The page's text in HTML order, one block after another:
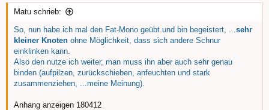
n
Matu schrieb:
So, nun habe ich mal den Fat-Mono geübt und bin begeistert, ...sehr
kleiner Knoten ohne Möglichkeit, dass sich andere Schnur
einklinken kann.
Also den nutze ich weiter, man muss ihn aber auch sehr genau
binden (aufpilzen, zurückschieben, anfeuchten und stark
zusammenziehen, ...meine Meinung).
Anhang anzeigen 180412